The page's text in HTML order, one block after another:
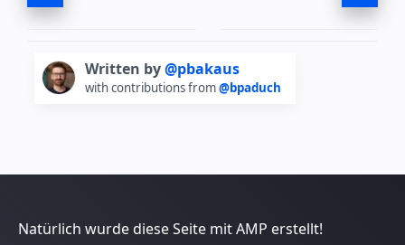
Written by@pbakaus
with contributions from@bpaduch
Natürlich wurde diese Seite mit AMP erstellt!